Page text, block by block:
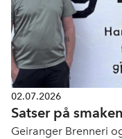
02.07.2026
Satser på
Geiranger Brenneri